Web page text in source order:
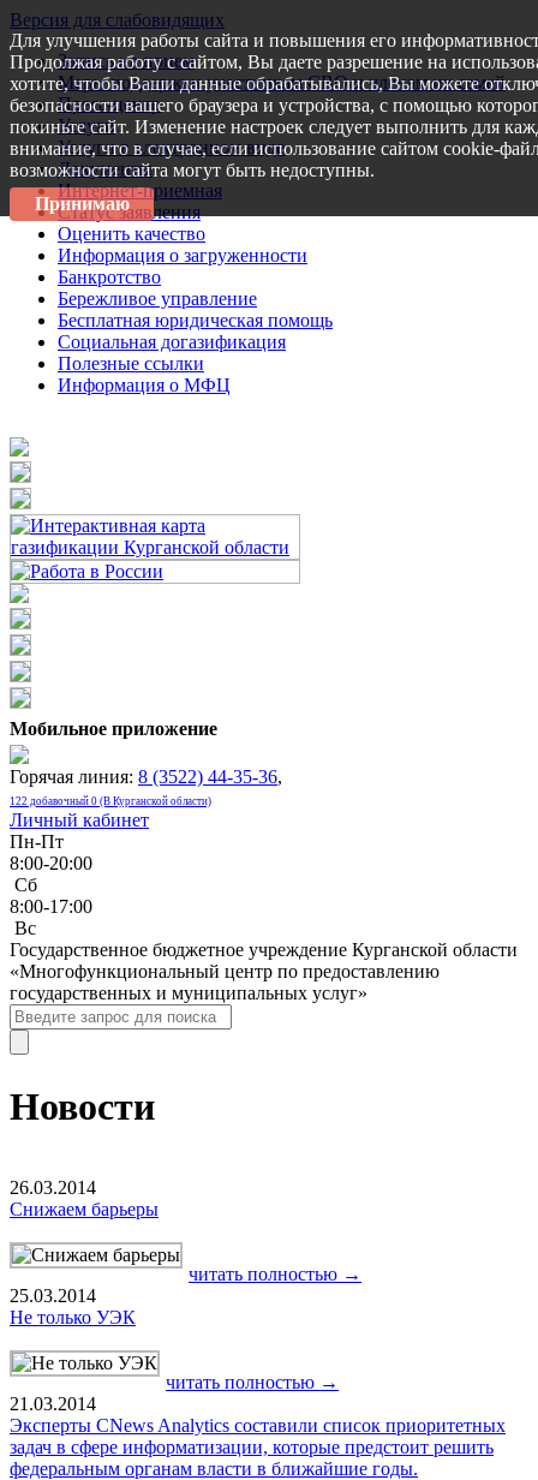
Версия для слабовидящих
Запись на прием
Меры поддержки участникам СВО и членам их семей
Пресс-центр
Услуги
Услуги в электронном виде
Документы
Интернет-приемная
Статус заявления
Оценить качество
Информация о загруженности
Банкротство
Бережливое управление
Бесплатная юридическая помощь
Социальная догазификация
Полезные ссылки
Информация о МФЦ
Мобильное приложение
Горячая линия: 8 (3522) 44-35-36,
122 добавочный 0 (В Курганской области)
Личный кабинет
Пн-Пт
8:00-20:00
Сб
8:00-17:00
Bc
Государственное бюджетное учреждение Курганской области
«Многофункциональный центр по предоставлению
государственных и муниципальных услуг»
Новости
26.03.2014
Снижаем барьеры
читать полностью →
25.03.2014
Не только УЭК
читать полностью →
21.03.2014
Эксперты CNews Analytics составили список приоритетных
задач в сфере информатизации, которые предстоит решить
федеральным органам власти в ближайшие годы.
Для улучшения работы сайта и повышения его
Продолжая работу с сайтом, Вы даете разрешение на
хотите, чтобы Ваши данные обрабатывались, Вы можете
безопасности вашего браузера и устройства, с помощью
покиньте сайт. Изменение настроек следует выполнить для
внимание, что в случае, если использование сайтом cookie-
возможности сайта могут быть недоступны.
Принимаю